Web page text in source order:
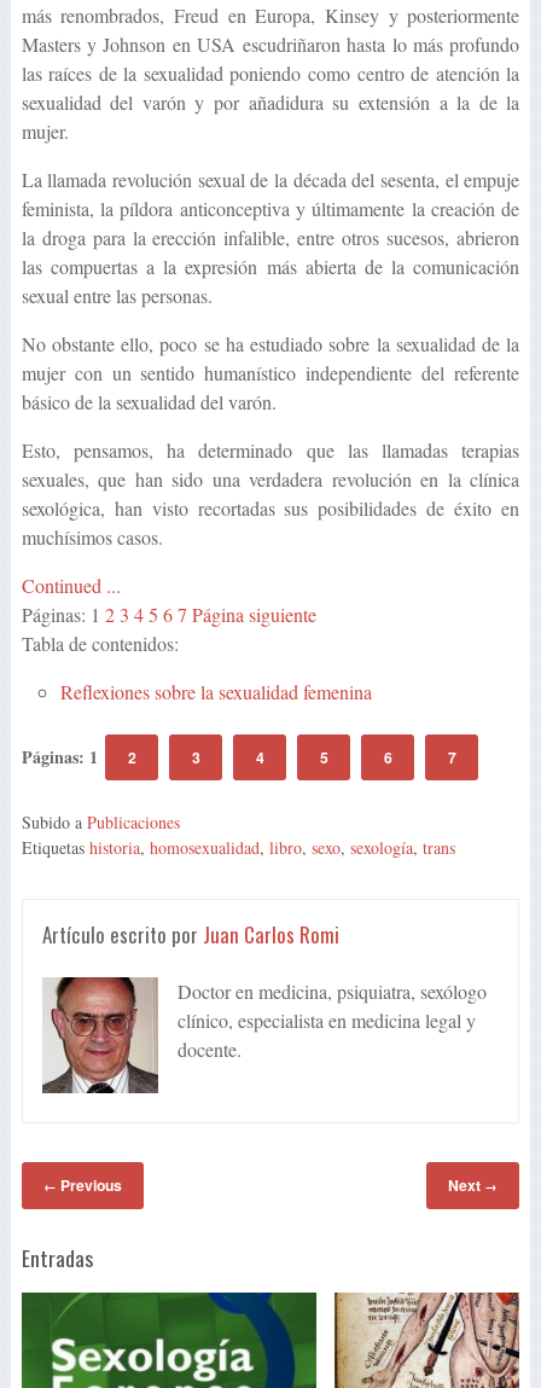
más renombrados, Freud en Europa, Kinsey y posteriormente
Masters y Johnson en USA escudriñaron hasta lo más profundo
las raíces de la sexualidad poniendo como centro de atención la
sexualidad del varón y por añadidura su extensión a la de la
mujer.
La llamada revolución sexual de la década del sesenta, el empuje
feminista, la píldora anticonceptiva y últimamente la creación de
la droga para la erección infalible, entre otros sucesos, abrieron
las compuertas a la expresión más abierta de la comunicación
sexual entre las personas.
No obstante ello, poco se ha estudiado sobre la sexualidad de la
mujer con un sentido humanístico independiente del referente
básico de la sexualidad del varón.
Esto, pensamos, ha determinado que las llamadas terapias
sexuales, que han sido una verdadera revolución en la clínica
sexológica, han visto recortadas sus posibilidades de éxito en
muchísimos casos.
Continued ...
Páginas: 1 2 3 4 5 6 7 Página siguiente
Tabla de contenidos:
Reflexiones sobre la sexualidad femenina
Páginas: 1 2 3 4 5 6 7
Subido a Publicaciones
Etiquetas historia, homosexualidad, libro, sexo, sexología, trans
Artículo escrito por Juan Carlos Romi
Doctor en medicina, psiquiatra, sexólogo
clínico, especialista en medicina legal y
docente.
← Previous Next →
Entradas